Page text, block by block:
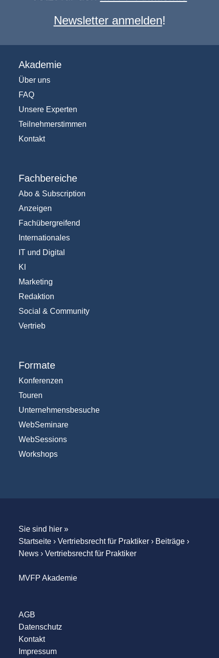
Newsletter anmelden!
Akademie
Über uns
FAQ
Unsere Experten
Teilnehmerstimmen
Kontakt
Fachbereiche
Abo & Subscription
Anzeigen
Fachübergreifend
Internationales
IT und Digital
KI
Marketing
Redaktion
Social & Community
Vertrieb
Formate
Konferenzen
Touren
Unternehmensbesuche
WebSeminare
WebSessions
Workshops
Sie sind hier »
Startseite› Vertriebsrecht für Praktiker› Beiträge›
News› Vertriebsrecht für Praktiker
MVFP Akademie
AGB
Datenschutz
Kontakt
Impressum